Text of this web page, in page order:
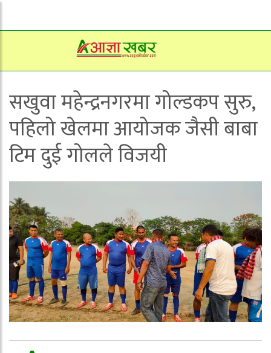
सखुवा महेन्द्रनगरमा गोल्डकप सुरु,
पहिलो खेलमा आयोजक जैसी बाबा
टिम दुई गोलले विजयी